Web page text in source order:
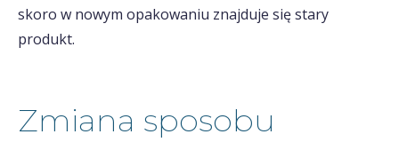
skoro w nowym opakowaniu znajduje się stary
produkt.
Zmiana sposobu